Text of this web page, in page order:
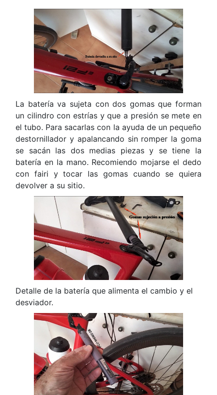
La batería va sujeta con dos gomas que forman
un cilindro con estrías y que a presión se mete en
el tubo. Para sacarlas con la ayuda de un pequeño
destornillador y apalancando sin romper la goma
se sacán las dos medias piezas y se tiene la
batería en la mano. Recomiendo mojarse el dedo
con fairi y tocar las gomas cuando se quiera
devolver a su sitio.
Detalle de la batería que alimenta el cambio y el
desviador.